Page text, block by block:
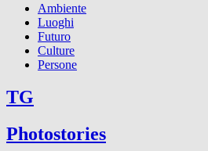
Ambiente
Luoghi
Futuro
Culture
Persone
TG
Photostories